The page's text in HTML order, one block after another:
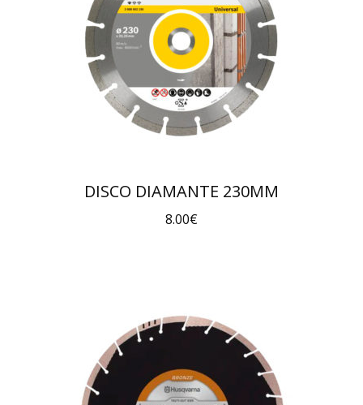
DISCO DIAMANTE 230MM
8.00€